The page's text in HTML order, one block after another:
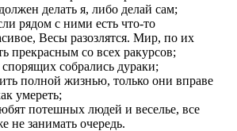
делать я, либо делай сам;
рядом с ними есть что-то
Весы разозлятся. Мир, по их
прекрасным со всех ракурсов;
собрались дураки;
полной жизнью, только они вправе
умереть;
потешных людей и веселье, все
не занимать очередь.